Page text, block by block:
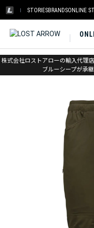
STORIESBRANDSONLINE
株式会社ロストアローの輸入代理
ブルーシープが承継
ホーム > ブラックダイヤモンド